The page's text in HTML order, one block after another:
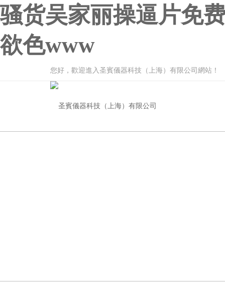
骚货吴家丽操逼片免
欲色www
您好，歡迎進入圣賓儀器科技（上海）有限公司網站！